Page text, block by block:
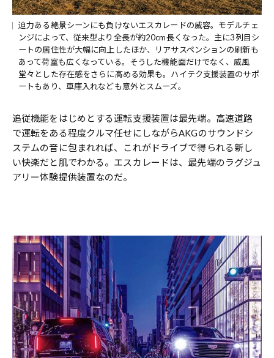
迫力ある絶景シーンにも負けないエスカレードの威容。モデルチェ
ンジによって、従来型より全長が約20cm長くなった。主に3列目シ
ートの居住性が大幅に向上したほか、リアサスペンションの刷新も
あって荷室も広くなっている。そうした機能面だけでなく、威風
堂々とした存在感をさらに高める効果も。ハイテク支援装置のサポ
ートもあり、車庫入れなども意外とスムーズ。
追従機能をはじめとする運転支援装置は最先端。高速道路
で運転をある程度クルマ任せにしながらAKGのサウンドシ
ステムの音に包まれれば、これがドライブで得られる新し
い快楽だと肌でわかる。エスカレードは、最先端のラグジュ
アリー体験提供装置なのだ。